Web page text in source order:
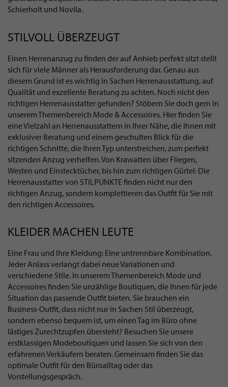
Schierholt und Novila.
STILVOLL ÜBERZEUGT
Einen Herrenanzug zu finden der auf Anhieb perfekt sitzt stellt
sich für viele Männer als Herausforderung dar. Genau aus
diesem Grund ist es wichtig in Sachen Herrenausstattung, auf
Qualität und exzellente Beratung zu achten. Noch nicht den
richtigen Herrenausstatter gefunden? Stöbern Sie doch gern in
unserem Themenbereich Mode & Accessoires. Hier finden Sie
eine Vielzahl an Herrenausstattern in Ihrer Nähe, die Ihnen mit
exklusiver Beratung und einem geschulten Blick für die
richtigen Schnitte, die Ihren Typ unterstreichen, zum perfekt
sitzenden Anzug verhelfen. Von Krawatten über Fliegen,
Westen und Einstecktücher, bis hin zum richtigen Gürtel: Die
Herrenausstatter von STILPUNKTE finden nicht nur den
richtigen Anzug, sondern komplettieren das Outfit für Sie mit
den richtigen Accessoires.
KLEIDER MACHEN LEUTE
Eine Frau und Ihre Kleidung: Eine untrennbare Kombination.
Jeder Anlass verlangt dabei neue Variationen und
verschiedene Stile. In unserem Themenbereich Mode und
Accessoires finden Sie unzählige Boutiquen, die Ihnen für jede
Situation das passende Outfit bieten. Sie brauchen ein
Business-Outfit, dass nicht nur in Sachen Stil überzeugt,
sondern ebenso bequem ist, um einen Tag im Büro ohne
lästiges Zurechtzupfen übersteht? Besuchen Sie unsere
erstklassigen Modeboutiquen und lassen Sie sich von den
erfahrenen Verkäufern beraten. Gemeinsam finden Sie das
optimale Outfit für den Büroalltag oder das
Vorstellungsgespräch.